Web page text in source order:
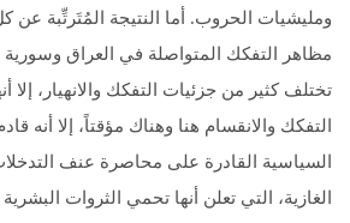
ومليشيات الحروب. أما النتيجة المُتَرتِّبة
مظاهر التفكك المتواصلة في العراق وسورية
تختلف كثير من جزئيات التفكك والانهيار،
التفكك والانقسام هنا وهناك مؤقتاً، إلا أنه
السياسية القادرة على محاصرة عنف التدخلات
الغازية، التي تعلن أنها تحمي الثروات